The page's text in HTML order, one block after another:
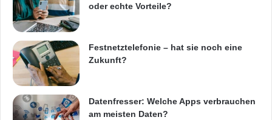
oder echte Vorteile?
Festnetztelefonie – hat sie noch eine
Zukunft?
Datenfresser: Welche Apps verbrauchen
am meisten Daten?